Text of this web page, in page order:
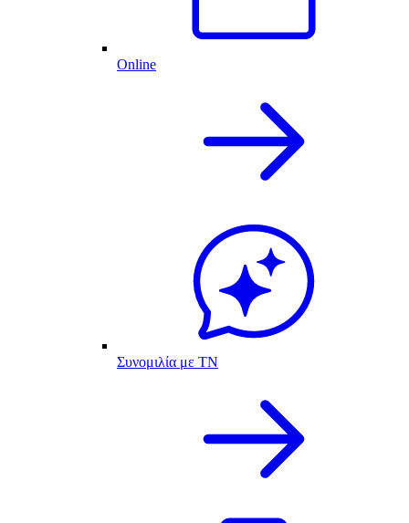
Online
Συνομιλία με ΤΝ